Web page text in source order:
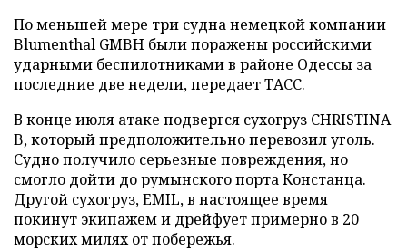
По меньшей мере три судна немецкой компании
Blumenthal GMBH были поражены российскими
ударными беспилотниками в районе Одессы за
последние две недели, передаетТАСС.
В конце июля атаке подвергся сухогруз CHRISTINA
B, который предположительно перевозил уголь.
Судно получило серьезные повреждения, но
смогло дойти до румынского порта Констанца.
Другой сухогруз, EMIL, в настоящее время
покинут экипажем и дрейфует примерно в 20
морских милях от побережья.